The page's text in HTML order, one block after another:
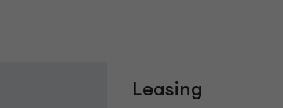
Leasing